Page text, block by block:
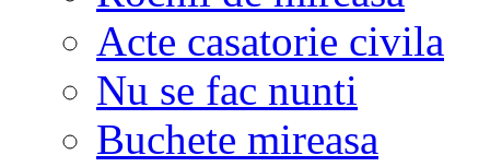
Acte casatorie civila
Nu se fac nunti
Buchete mireasa